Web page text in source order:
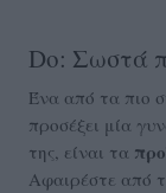
Do: Σωστά
Ένα από τα πιο
προσέξει μία
της, είναι τα
Αφαιρέστε από